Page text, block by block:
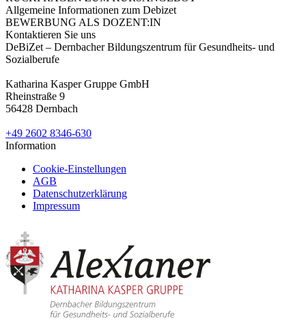
Allgemeine Informationen zum Debizet
BEWERBUNG ALS DOZENT:IN
Kontaktieren Sie uns
DeBiZet – Dernbacher Bildungszentrum für Gesundheits- und
Sozialberufe
Katharina Kasper Gruppe GmbH
Rheinstraße 9
56428 Dernbach
+49 2602 8346-630
Information
Cookie-Einstellungen
AGB
Datenschutzerklärung
Impressum